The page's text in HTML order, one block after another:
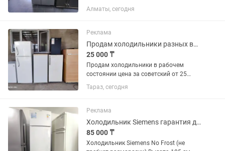
181 см Ширина 91 см Глубина 70 см ✅
Продажа б/у холодильников с
магазина и мастера с более...
Алматы, сегодня
Реклама
Продам холодильники разных видов в хорошем рабочем состоянии с доставкой по
25 000 ₸
Продам холодильники в рабочем
состоянии цена за советский от 25
тысяч иномарки маленький офисные
от 35 тысяч есть доставка по городу по
Тараз, сегодня
Реклама
Холодильник Siemens гарантия доставка
85 000 ₸
Холодильник Siemens No Frost (не